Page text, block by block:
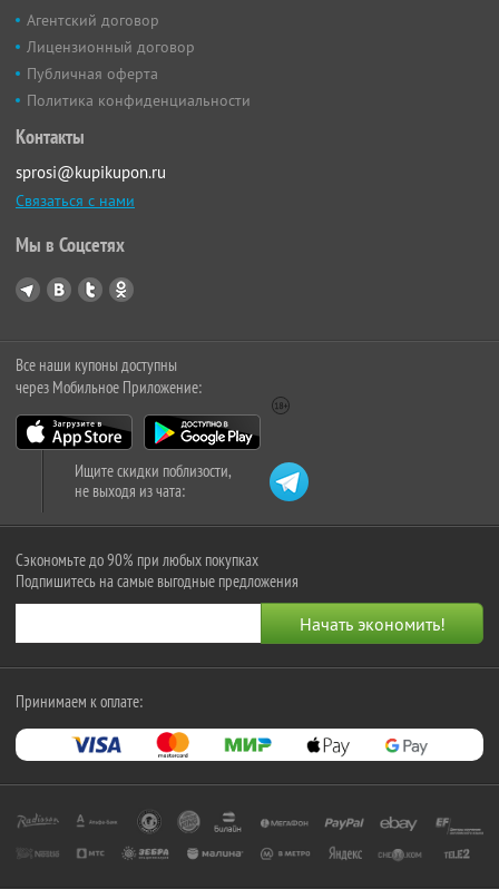
Агентский договор
Лицензионный договор
Публичная оферта
Политика конфиденциальности
Контакты
sprosi@kupikupon.ru
Связаться с нами
Мы в Соцсетях
Все наши купоны доступны
через Мобильное Приложение:
Ищите скидки поблизости,
не выходя из чата:
Сэкономьте до 90% при любых покупках
Подпишитесь на самые выгодные предложения
Принимаем к оплате: